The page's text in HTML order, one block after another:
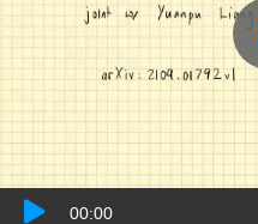
00:00